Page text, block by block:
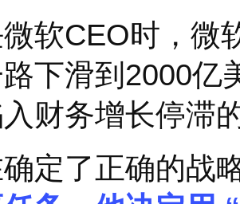
国《财富》
执行官萨提亚
示他作为微
重回巅峰，